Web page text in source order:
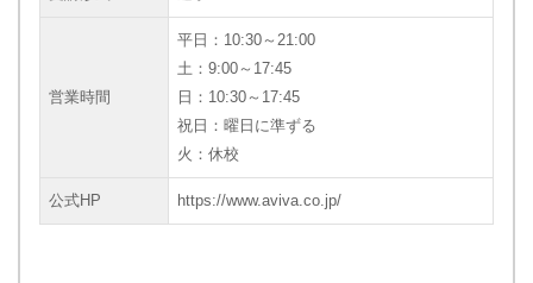
営業時間
平日：10:30～21:00
土：9:00～17:45
日：10:30～17:45
祝日：曜日に準ずる
火：休校
公式HP https://www.aviva.co.jp/